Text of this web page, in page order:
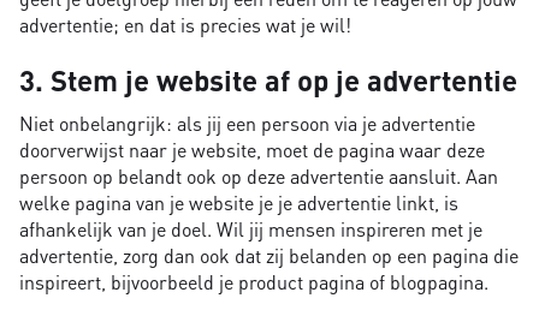
advertentie; en dat is precies wat je wil!
3. Stem je website af op je advertentie
Niet onbelangrijk: als jij een persoon via je advertentie
doorverwijst naar je website, moet de pagina waar deze
persoon op belandt ook op deze advertentie aansluit. Aan
welke pagina van je website je je advertentie linkt, is
afhankelijk van je doel. Wil jij mensen inspireren met je
advertentie, zorg dan ook dat zij belanden op een pagina die
inspireert, bijvoorbeeld je product pagina of blogpagina.